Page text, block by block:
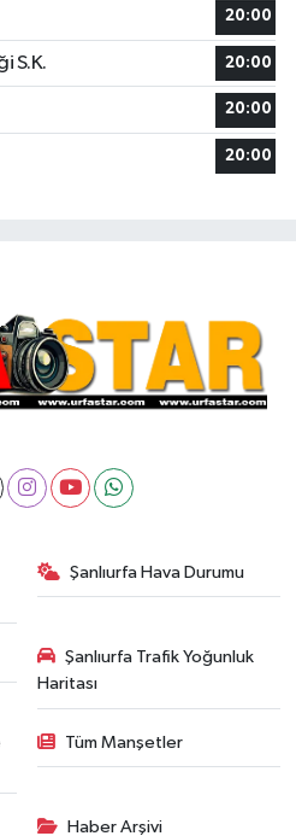
20:00
S.K. 20:00
20:00
20:00
Şanlıurfa Hava Durumu
Şanlıurfa Trafik Yoğunluk
Haritası
Tüm Manşetler
Haber Arşivi